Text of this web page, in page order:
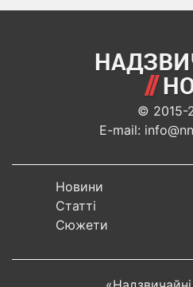
© 2015-
E-mail:
Новини
Статті
Сюжети